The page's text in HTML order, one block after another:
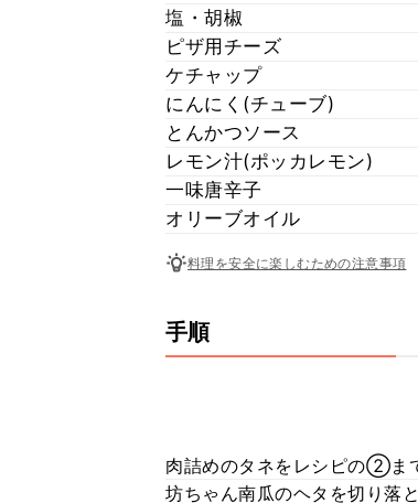
塩・胡椒
ピザ用チーズ
ケチャップ
にんにく(チューブ)
とんかつソース
レモン汁(ポッカレモン)
一味唐辛子
オリーブオイル
料理を安全に楽しむための注意事項
手順
肉詰めのタネをレシピの②ま
坊ちゃん南瓜のヘタを切り落